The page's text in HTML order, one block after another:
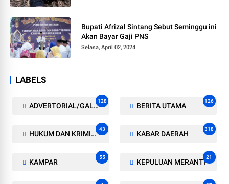
Bupati Afrizal Sintang Sebut Seminggu ini
Akan Bayar Gaji PNS
Selasa, April 02, 2024
LABELS
ADVERTORIAL/GALERI
128
BERITA UTAMA
126
HUKUM DAN KRIMINAL
43
KABAR DAERAH
318
KAMPAR
55
KEPULUAN MERANTI
21